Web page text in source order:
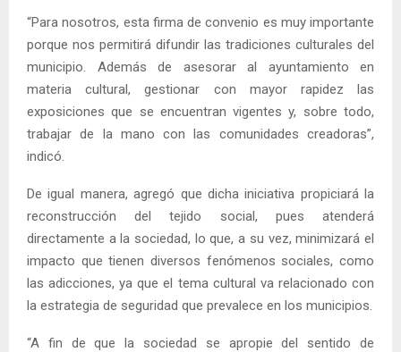
“Para nosotros, esta firma de convenio es muy importante
porque nos permitirá difundir las tradiciones culturales del
municipio. Además de asesorar al ayuntamiento en
materia cultural, gestionar con mayor rapidez las
exposiciones que se encuentran vigentes y, sobre todo,
trabajar de la mano con las comunidades creadoras”,
indicó.
De igual manera, agregó que dicha iniciativa propiciará la
reconstrucción del tejido social, pues atenderá
directamente a la sociedad, lo que, a su vez, minimizará el
impacto que tienen diversos fenómenos sociales, como
las adicciones, ya que el tema cultural va relacionado con
la estrategia de seguridad que prevalece en los municipios.
“A fin de que la sociedad se apropie del sentido de